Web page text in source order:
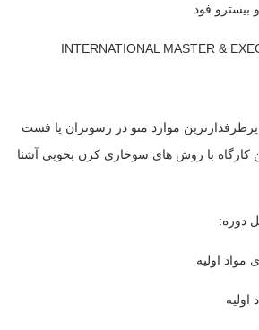
فود
INTERNATIONAL MASTER &
موارد منو در رسوتران یا فست
کارگاه با روش های سوخاری کرن بخوبی آشنا
دوره:
مواد اولیه